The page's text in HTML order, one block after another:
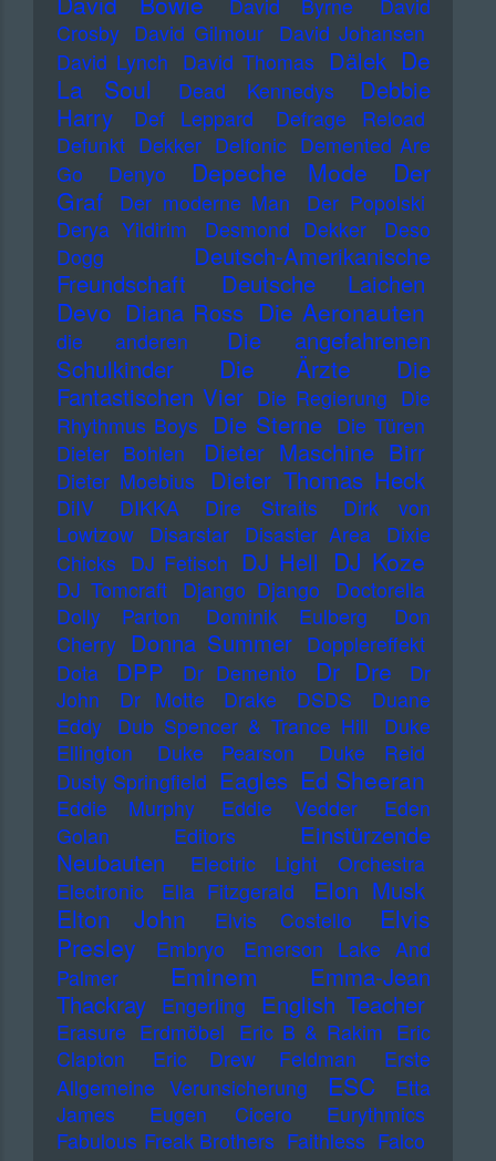
David Byrne
David
Crosby David Gilmour David Johansen
David Lynch David Thomas Dälek De
La Soul
Dead Kennedys
Debbie
Harry
Def Leppard
Defrage Reload
Defunkt Dekker Delfonic Demented Are
Go
Denyo Depeche Mode
Der
Graf
Der moderne Man
Der Popolski
Derya Yildirim
Desmond Dekker
Deso
Dogg
Deutsch-Amerikanische
Freundschaft
Deutsche Laichen
Devo Diana Ross Die Aeronauten
die anderen
Die angefahrenen
Schulkinder
Die Ärzte
Die
Fantastischen Vier Die Regierung Die
Rhythmus Boys Die Sterne Die Türen
Dieter Bohlen
Dieter Maschine Birr
Dieter Moebius Dieter Thomas Heck
DiIV DIKKA Dire Straits
Dirk von
Lowtzow
Disarstar Disaster Area
Dixie
Chicks DJ Fetisch DJ Hell DJ Koze
DJ Tomcraft Django Django
Doctorella
Dolly Parton
Dominik Eulberg
Don
Cherry Donna Summer Dopplereffekt
Dota
DPP Dr Demento Dr Dre
Dr
John
Dr Motte Drake DSDS
Duane
Eddy
Dub Spencer & Trance Hill
Duke
Ellington
Duke Pearson
Duke Reid
Dusty Springfield Eagles Ed Sheeran
Eddie Murphy Eddie Vedder
Eden
Golan
Editors
Einstürzende
Neubauten
Electric Light Orchestra
Electronic
Ella Fitzgerald Elon Musk
Elton John Elvis Costello
Elvis
Presley
Embryo
Emerson Lake And
Palmer
Eminem
Emma-Jean
Thackray
Engerling English Teacher
Erasure Erdmöbel Eric B & Rakim Eric
Clapton
Eric Drew Feldman
Erste
Allgemeine Verunsicherung
ESC
Etta
James
Eugen Cicero
Eurythmics
Fabulous Freak Brothers Faithless Falco